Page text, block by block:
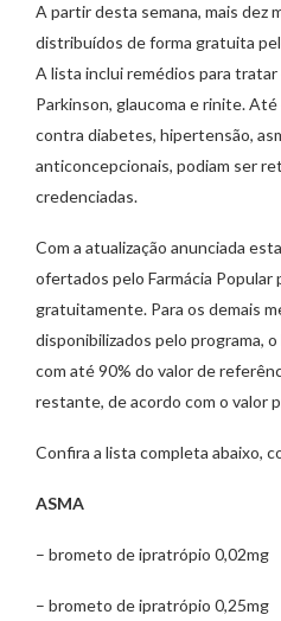
A partir desta semana, mais dez
distribuídos de forma gratuita
A lista inclui remédios para
Parkinson, glaucoma e rinite.
contra diabetes, hipertensão,
anticoncepcionais, podiam ser
credenciadas.
Com a atualização anunciada
ofertados pelo Farmácia Popular
gratuitamente. Para os demais
disponibilizados pelo programa,
com até 90% do valor de
restante, de acordo com o valor
Confira a lista completa abaixo,
ASMA
– brometo de ipratrópio 0,02mg
– brometo de ipratrópio 0,25mg